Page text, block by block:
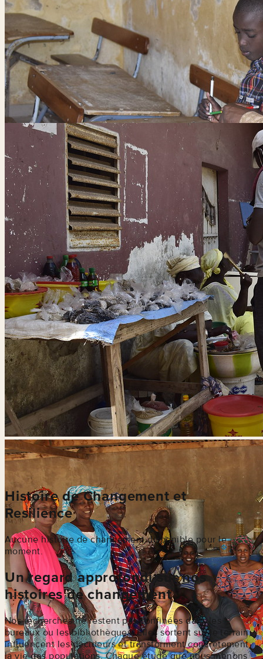
Atelier de formation
Présentation des résultats
Cérémonie de partenariat
Histoire de Changement et
Resilience
Aucune histoire de changement disponible pour le
moment.
Un regard approfondi sur nos
histoires de changement
Nos recherches ne restent pas confinées dans les
bureaux ou les bibliothèques. Elles sortent sur le terrain,
influencent les décideurs et transforment concrètement
la vie des populations. Chaque étude que nous menons